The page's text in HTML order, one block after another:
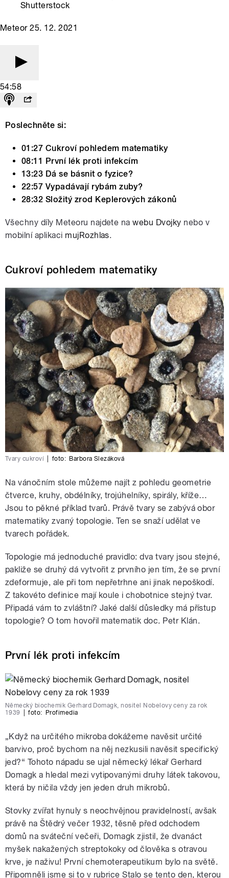
Shutterstock
Meteor 25. 12. 2021
54:58
Poslechněte si:
01:27 Cukroví pohledem matematiky
08:11 První lék proti infekcím
13:23 Dá se básnit o fyzice?
22:57 Vypadávají rybám zuby?
28:32 Složitý zrod Keplerových zákonů
Všechny díly Meteoru najdete nawebu Dvojky nebo v
mobilní aplikaci mujRozhlas.
Cukroví pohledem matematiky
Tvary cukroví foto: Barbora Slezáková
Na vánočním stole můžeme najít z pohledu geometrie
čtverce, kruhy, obdélníky, trojúhelníky, spirály, kříže…
Jsou to pěkné příklad tvarů. Právě tvary se zabývá obor
matematiky zvaný topologie. Ten se snaží udělat ve
tvarech pořádek.
Topologie má jednoduché pravidlo: dva tvary jsou stejné,
pakliže se druhý dá vytvořit z prvního jen tím, že se první
zdeformuje, ale při tom nepřetrhne ani jinak nepoškodí.
Z takovéto definice mají koule i chobotnice stejný tvar.
Připadá vám to zvláštní? Jaké další důsledky má přístup
topologie? O tom hovořil matematik doc. Petr Klán.
První lék proti infekcím
Německý biochemik Gerhard Domagk, nositel Nobelovy ceny za rok
1939
foto: Profimedia
„Když na určitého mikroba dokážeme navěsit určité
barvivo, proč bychom na něj nezkusili navěsit specifický
jed?“ Tohoto nápadu se ujal německý lékař Gerhard
Domagk a hledal mezi vytipovanými druhy látek takovou,
která by ničila vždy jen jeden druh mikrobů.
Stovky zvířat hynuly s neochvějnou pravidelností, avšak
právě na Štědrý večer 1932, těsně před odchodem
domů na sváteční večeři, Domagk zjistil, že dvanáct
myšek nakažených streptokoky od člověka s otravou
krve, je naživu! První chemoterapeutikum bylo na světě.
Připomněli jsme si to v rubrice Stalo se tento den, kterou